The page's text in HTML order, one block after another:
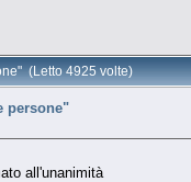
(Letto 4925 volte)
persone"
all'unanimità